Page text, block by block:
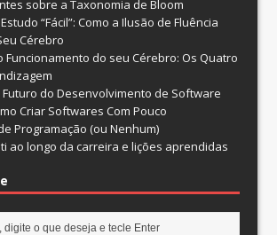
sobre a Taxonomia de Bloom
“Fácil”: Como a Ilusão de Fluência
Cérebro
Funcionamento do seu Cérebro: Os Quatro
Futuro do Desenvolvimento de Software
Criar Softwares Com Pouco
Programação (ou Nenhum)
ao longo da carreira e lições aprendidas